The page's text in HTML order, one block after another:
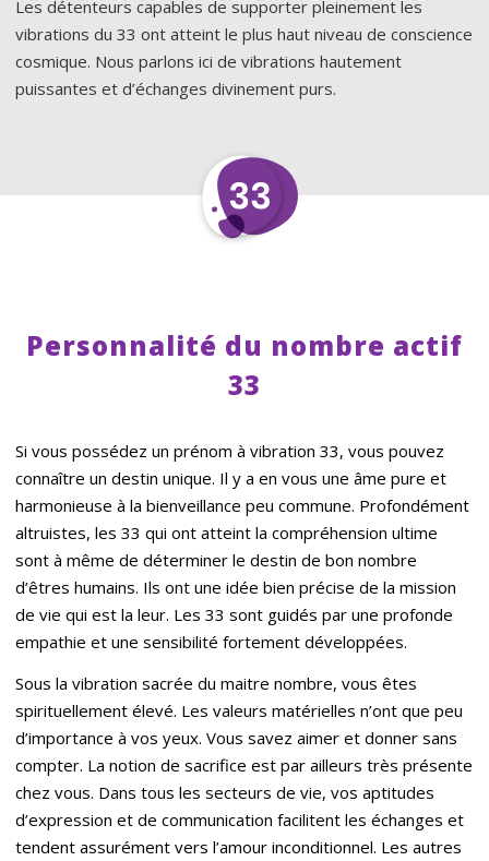
Les détenteurs capables de supporter pleinement les
vibrations du 33 ont atteint le plus haut niveau de conscience
cosmique. Nous parlons ici de vibrations hautement
puissantes et d’échanges divinement purs.
Personnalité du nombre actif
33
Si vous possédez un prénom à vibration 33, vous pouvez
connaître un destin unique. Il y a en vous une âme pure et
harmonieuse à la bienveillance peu commune. Profondément
altruistes, les 33 qui ont atteint la compréhension ultime
sont à même de déterminer le destin de bon nombre
d’êtres humains. Ils ont une idée bien précise de la mission
de vie qui est la leur. Les 33 sont guidés par une profonde
empathie et une sensibilité fortement développées.
Sous la vibration sacrée du maitre nombre, vous êtes
spirituellement élevé. Les valeurs matérielles n’ont que peu
d’importance à vos yeux. Vous savez aimer et donner sans
compter. La notion de sacrifice est par ailleurs très présente
chez vous. Dans tous les secteurs de vie, vos aptitudes
d’expression et de communication facilitent les échanges et
tendent assurément vers l’amour inconditionnel. Les autres